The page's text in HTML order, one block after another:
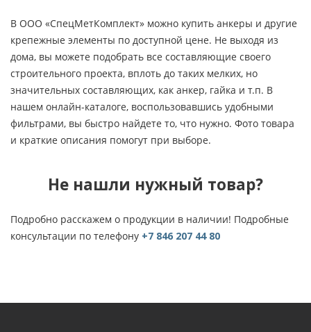
В ООО «СпецМетКомплект» можно купить анкеры и другие
крепежные элементы по доступной цене. Не выходя из
дома, вы можете подобрать все составляющие своего
строительного проекта, вплоть до таких мелких, но
значительных составляющих, как анкер, гайка и т.п. В
нашем онлайн-каталоге, воспользовавшись удобными
фильтрами, вы быстро найдете то, что нужно. Фото товара
и краткие описания помогут при выборе.
Не нашли нужный товар?
Подробно расскажем о продукции в наличии! Подробные
консультации по телефону +7 846 207 44 80